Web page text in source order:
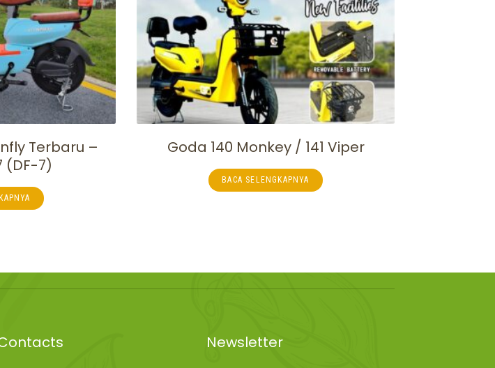
Terbaru –
(DF-7)
Goda 140 Monkey / 141 Viper
BACA SELENGKAPNYA
Newsletter